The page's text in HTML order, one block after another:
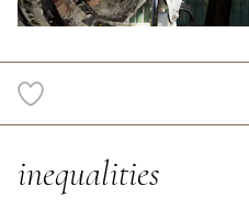
inequalities